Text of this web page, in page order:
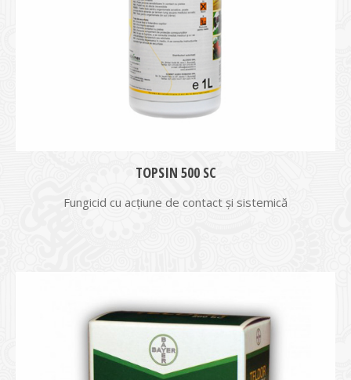
TOPSIN 500 SC
Fungicid cu acțiune de contact și sistemică